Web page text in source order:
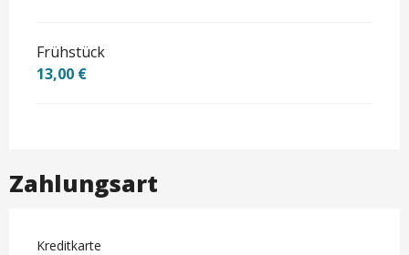
Frühstück
13,00 €
Zahlungsart
Kreditkarte